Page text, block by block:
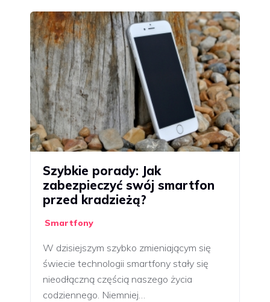
Szybkie porady: Jak
zabezpieczyć swój smartfon
przed kradzieżą?
Smartfony
W dzisiejszym szybko zmieniającym się
świecie technologii smartfony stały się
nieodłączną częścią naszego życia
codziennego. Niemniej…